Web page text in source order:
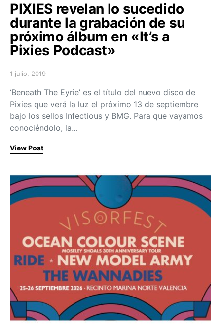
PIXIES revelan lo sucedido
durante la grabación de su
próximo álbum en «It’s a
Pixies Podcast»
Posted on
1 julio, 2019
‘Beneath The Eyrie’ es el título del nuevo disco de
Pixies que verá la luz el próximo 13 de septiembre
bajo los sellos Infectious y BMG. Para que vayamos
conociéndolo, la…
View Post